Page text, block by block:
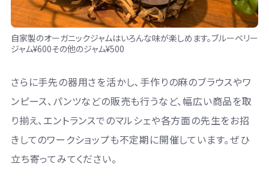
自家製のオーガニックジャムはいろんな味が楽しめます。ブルーベリー
ジャム¥600その他のジャム¥500
さらに手先の器用さを活かし､手作りの麻のブラウスやワ
ンピース、パンツなどの販売も行うなど、幅広い商品を取
り揃え、エントランスでのマルシェや各方面の先生をお招
きしてのワークショップも不定期に開催しています｡ぜひ
立ち寄ってみてください。